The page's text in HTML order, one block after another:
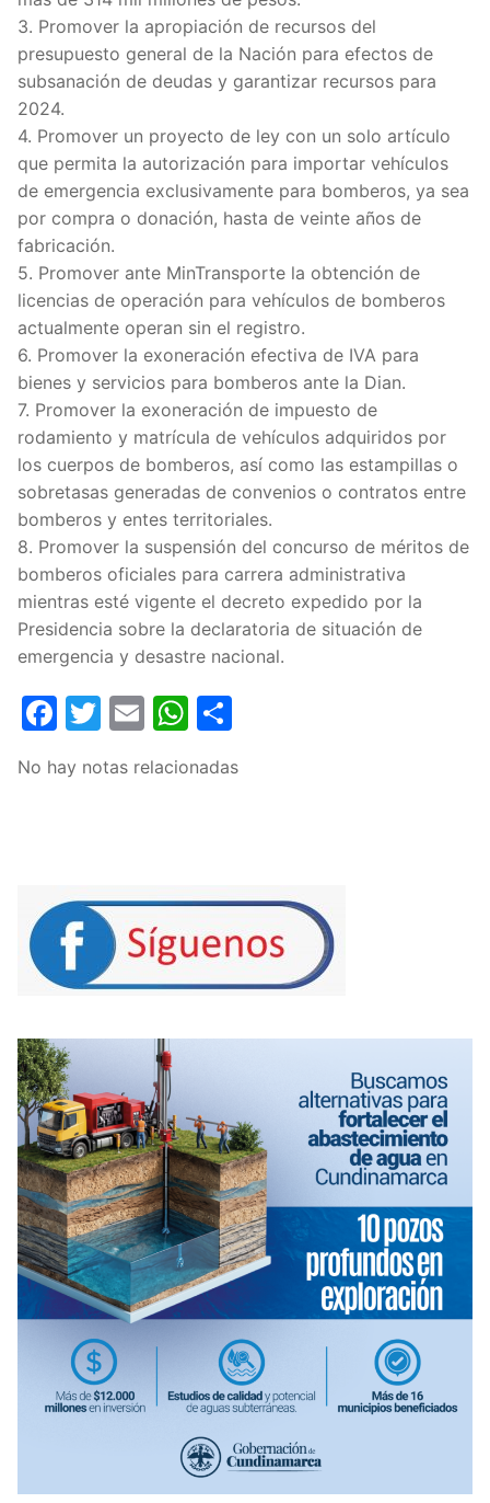
3. Promover la apropiación de recursos del
presupuesto general de la Nación para efectos de
subsanación de deudas y garantizar recursos para
2024.
4. Promover un proyecto de ley con un solo artículo
que permita la autorización para importar vehículos
de emergencia exclusivamente para bomberos, ya sea
por compra o donación, hasta de veinte años de
fabricación.
5. Promover ante MinTransporte la obtención de
licencias de operación para vehículos de bomberos
actualmente operan sin el registro.
6. Promover la exoneración efectiva de IVA para
bienes y servicios para bomberos ante la Dian.
7. Promover la exoneración de impuesto de
rodamiento y matrícula de vehículos adquiridos por
los cuerpos de bomberos, así como las estampillas o
sobretasas generadas de convenios o contratos entre
bomberos y entes territoriales.
8. Promover la suspensión del concurso de méritos de
bomberos oficiales para carrera administrativa
mientras esté vigente el decreto expedido por la
Presidencia sobre la declaratoria de situación de
emergencia y desastre nacional.
Facebook
Twitter
EmailWhatsApp
No hay notas relacionadas